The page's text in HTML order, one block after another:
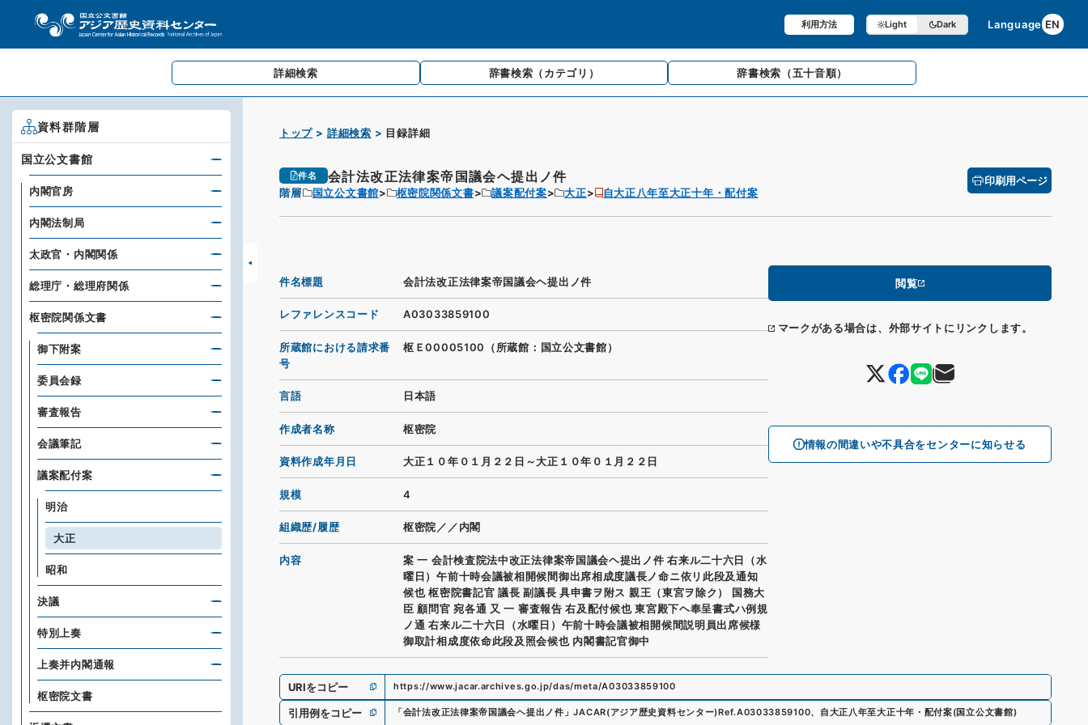
利用方法 Light Dark Language EN
詳細検索 辞書検索 （カテゴリ） 辞書検索 （五十音順）
トップ 詳細検索 目録詳細
件名 会計法改正法律案帝国議会ヘ提出ノ件
階層 国立公文書館 枢密院関係文書 議案配付案 大正 自大正八年至大正十年・配付案
印刷用ページ
閲覧
マークがある場合は、外部サイトにリンクします。
情報の間違いや不具合をセンターに知らせる
件名標題 会計法改正法律案帝国議会ヘ提出ノ件
レファレンスコード A03033859100
所蔵館における請求番
号
枢Ｅ00005100（所蔵館：国立公文書館）
言語 日本語
作成者名称 枢密院
資料作成年月日 大正１０年０１月２２日～大正１０年０１月２２日
規模 4
組織歴/履歴 枢密院／／内閣
内容
案 一 会計検査院法中改正法律案帝国議会ヘ提出ノ件 右来ル二十六日（水
曜日）午前十時会議被相開候間御出席相成度議長ノ命ニ依リ此段及通知
候也 枢密院書記官 議長 副議長 具申書ヲ附ス 親王（東宮ヲ除ク） 国務大
臣 顧問官 宛各通 又 一 審査報告 右及配付候也 東宮殿下ヘ奉呈書式ハ例規
ノ通 右来ル二十六日（水曜日）午前十時会議被相開候間説明員出席候様
御取計相成度依命此段及照会候也 内閣書記官御中
URIをコピー https://www.jacar.archives.go.jp/das/meta/A03033859100
引用例をコピー 「会計法改正法律案帝国議会ヘ提出ノ件 」JACAR(アジア歴史資料センター)Ref.A03033859100、 自大正八年至大正十年・配付案(国立公文書館)
資料群階層
国立公文書館
内閣官房
内閣法制局
太政官・内閣関係
総理庁・総理府関係
枢密院関係文書
御下附案
委員会録
審査報告
会議筆記
議案配付案
明治
大正
昭和
決議
特別上奏
上奏并内閣通報
枢密院文書